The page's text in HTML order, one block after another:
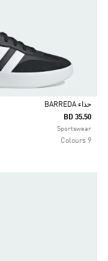
Selected
حذاء BARREDA
BD 35.50
Sportswear
9 Colours